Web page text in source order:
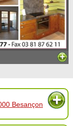
Besançon